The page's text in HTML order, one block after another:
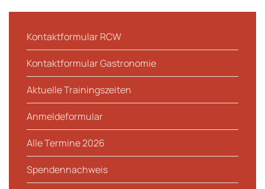
Kontaktformular RCW
Kontaktformular Gastronomie
Aktuelle Trainingszeiten
Anmeldeformular
Alle Termine 2026
Spendennachweis